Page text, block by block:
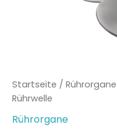
Startseite / Rührorgane
Rührwelle
Rührorgane